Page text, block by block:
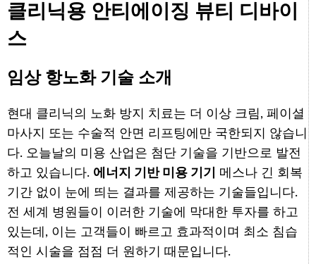
클리닉용 안티에이징 뷰티 디바이
스
임상 항노화 기술 소개
현대 클리닉의 노화 방지 치료는 더 이상 크림, 페이셜
마사지 또는 수술적 안면 리프팅에만 국한되지 않습니
다. 오늘날의 미용 산업은 첨단 기술을 기반으로 발전
하고 있습니다. 에너지 기반 미용 기기
메스나 긴 회복
기간 없이 눈에 띄는 결과를 제공하는 기술들입니다.
전 세계 병원들이 이러한 기술에 막대한 투자를 하고
있는데, 이는 고객들이 빠르고 효과적이며 최소 침습
적인 시술을 점점 더 원하기 때문입니다.